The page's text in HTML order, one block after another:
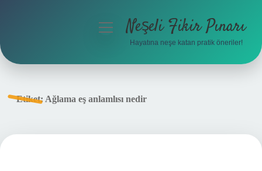
menüyüNeşeli Fikir Pınarı
Hayatına neşe katan pratik öneriler!
Etiket: Ağlama eş anlamlısı nedir